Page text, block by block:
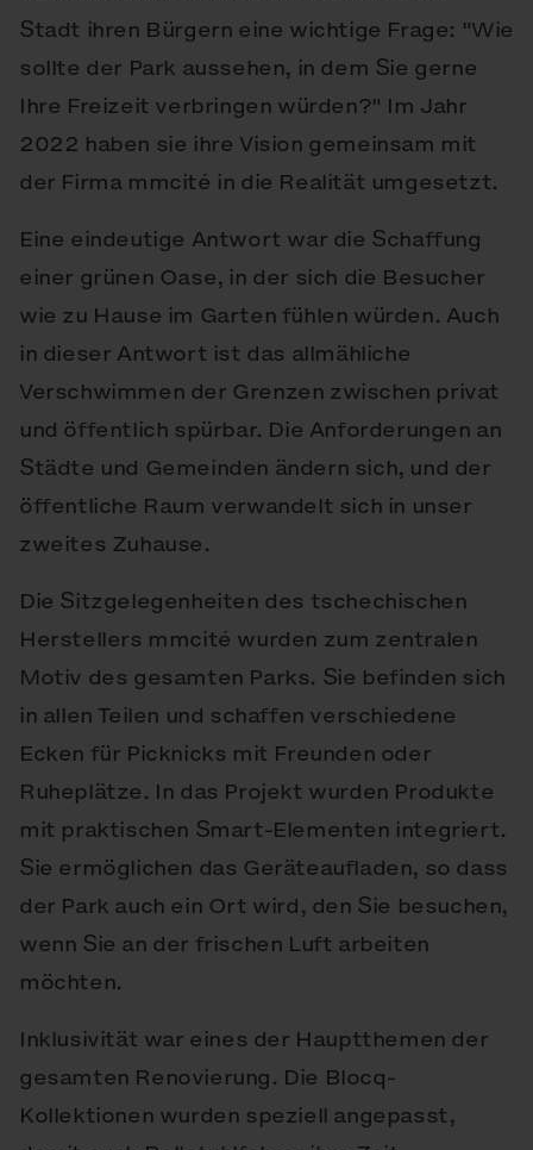
Stadt ihren Bürgern eine wichtige Frage: "Wie
sollte der Park aussehen, in dem Sie gerne
Ihre Freizeit verbringen würden?" Im Jahr
2022 haben sie ihre Vision gemeinsam mit
der Firma mmcité in die Realität umgesetzt.
Eine eindeutige Antwort war die Schaffung
einer grünen Oase, in der sich die Besucher
wie zu Hause im Garten fühlen würden. Auch
in dieser Antwort ist das allmähliche
Verschwimmen der Grenzen zwischen privat
und öffentlich spürbar. Die Anforderungen an
Städte und Gemeinden ändern sich, und der
öffentliche Raum verwandelt sich in unser
zweites Zuhause.
Die Sitzgelegenheiten des tschechischen
Herstellers mmcité wurden zum zentralen
Motiv des gesamten Parks. Sie befinden sich
in allen Teilen und schaffen verschiedene
Ecken für Picknicks mit Freunden oder
Ruheplätze. In das Projekt wurden Produkte
mit praktischen Smart-Elementen integriert.
Sie ermöglichen das Geräteaufladen, so dass
der Park auch ein Ort wird, den Sie besuchen,
wenn Sie an der frischen Luft arbeiten
möchten.
Inklusivität war eines der Hauptthemen der
gesamten Renovierung. Die Blocq-
Kollektionen wurden speziell angepasst,